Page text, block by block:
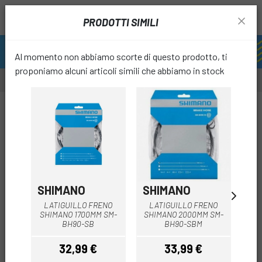
PRODOTTI SIMILI
Al momento non abbiamo scorte di questo prodotto, ti
proponiamo alcuni articoli simili che abbiamo in stock
SHIMANO
LATIGUILLO FRENO
SHIMANO 1700MM SM-
BH90-SB
Prezzo
32,99 €
SHIMANO
LATIGUILLO FRENO
SHIMANO 2000MM SM-
BH90-SBM
Prezzo
33,99 €